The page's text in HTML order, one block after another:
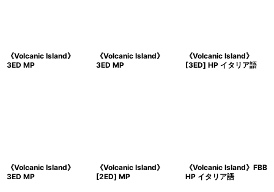
《Volcanic Island》
3ED MP
《Volcanic Island》
3ED MP
《Volcanic Island》
[3ED] HP イタリア語
《Volcanic Island》
3ED MP
《Volcanic Island》
[2ED] MP
《Volcanic Island》FBB
HP イタリア語